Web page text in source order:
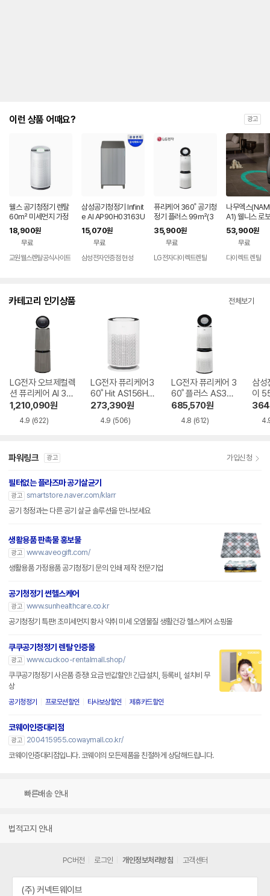
이런 상품 어때요? 광고
웰스 공기청정기 렌탈
60㎡ 미세먼지 가정
용 회사 사무실 학원 병
원 미세먼지 토네이도
360도 AR318 셀프관
리 60개월약정
18,900원
무료
교원웰스렌탈공식사이트
삼성공기청정기 Infinit
e AI AP90H03163U
GD 구독 렌탈
15,070원
무료
삼성전자인증점 현성
퓨리케어 360˚ 공기청
정기 플러스 99㎡(3
0평) 렌탈 AS303DW
FAM 렌탈 셀프관리 7
2개월약정
35,900원
무료
LG전자다이렉트렌탈
나무엑스
A1) 웰니스 로
에어센서 바이
66.0㎡ 72개
관리없음 SK
공기청정기 렌
53,900원
무료
다이렉트 렌탈
카테고리 인기상품 전체보기
LG전자 오브제컬렉
션 퓨리케어 AI 36
0˚ M7 AS356NS
MA
1,210,090원
4.9 (622)
LG전자 퓨리케어3
60˚ Hit AS156HW
WC
273,390원
4.9 (506)
LG전자 퓨리케어 3
60˚ 플러스 AS305
DWWA
685,570원
4.8 (612)
삼성
이
파워링크 광고 가입신청
필터없는 플라즈마 공기살균기
광고 smartstore.naver.com/klarr
공기 청정과는 다른 공기 살균 솔루션을 만나보세요
생활용품 판촉물 홍보물
광고 www.aveogift.com/
생활용품 가정용품 공기청정기 문의 인쇄 제작 전문기업
공기청정기 썬헬스케어
광고 www.sunhealthcare.co.kr
공기청정기 특판! 초미세먼지 황사 악취 미세 오염물질 생활건강 헬스케어 쇼핑몰
쿠쿠공기청정기 렌탈 인증몰
광고 www.cuckoo-rentalmall.shop/
쿠쿠공기청정기 사은품 증정! 요금 반값할인! 긴급설치, 등록비, 설치비 무
상
공기청정기 프로모션할인 타사보상할인 제휴카드할인
코웨이인증대리점
광고
200415955.cowaymall.co.kr/
코웨이인증대리점입니다. 코웨이의 모든제품을 친절하게 상담해드립니다.
빠른배송 안내
법적고지 안내
PC버전 로그인 개인정보처리방침 고객센터
(주) 커넥트웨이브